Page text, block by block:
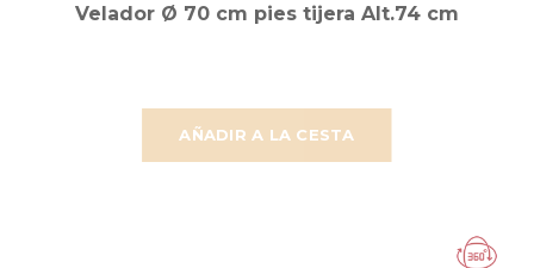
AÑADIR A LA CESTA
Velador Ø 70 cm pies tijera Alt.74 cm